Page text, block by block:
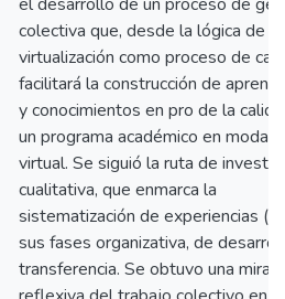
colectiva que, desde la lógica de la
virtualización como proceso de
facilitará la construcción de
y conocimientos en pro de la
un programa académico en
virtual. Se siguió la ruta de
cualitativa, que enmarca la
sistematización de experiencias
sus fases organizativa, de
transferencia. Se obtuvo una